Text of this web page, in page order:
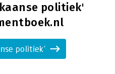
politiek'
politiek'